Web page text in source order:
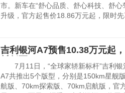
市。新车在“舒心品质、舒心科技、舒
升级，官方起售价18.86万元起，限时
吉利银河A7预售10.38万元起
7月11日，“全球家轿新标杆”吉利银
A7共推出5个版型，分别是150km星舰
航版、70km探索版、70km启航版，官